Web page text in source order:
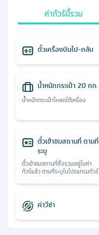
ค่าทัวร์นี้รวม
ตั๋วเครื่องบินไป-กลับ
น้ำหนักกระเป๋า 20 กก.
น้ำหนักกระเป๋าโหลดใต้เครื่อง
ตั๋วเข้าชมสถานที่ ตามที่
ระบุ
ตั๋วเข้าชมสถานที่ซึ่งรวมอยู่ในค่า
ทัวร์แล้ว ตามที่ระบุในโปรแกรมทัวร์
ค่าวีซ่า